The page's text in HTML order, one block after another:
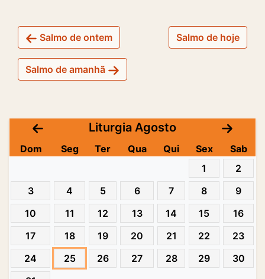
Salmo de ontem Salmo de hoje
Salmo de amanhã
Liturgia Agosto
Dom Seg Ter Qua Qui Sex
Sab
1
2
3
4 5 6 7 8
9
10
11 12 13 14 15
16
17
18 19 20 21 22
23
24
25 26 27 28 29
30